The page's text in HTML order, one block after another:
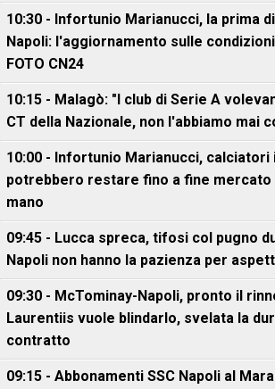
10:30 - Infortunio Marianucci, la prima
Napoli: l'aggiornamento sulle
FOTO CN24
10:15 - Malagò: "I club di Serie A
CT della Nazionale, non l'abbiamo mai
10:00 - Infortunio Marianucci, calciatori
potrebbero restare fino a fine mercato
mano
09:45 - Lucca spreca, tifosi col pugno
Napoli non hanno la pazienza per
09:30 - McTominay-Napoli, pronto il
Laurentiis vuole blindarlo, svelata la
contratto
09:15 - Abbonamenti SSC Napoli al